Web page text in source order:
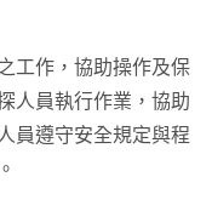
工作，協助操作及保
人員執行作業，協助
員遵守安全規定與程